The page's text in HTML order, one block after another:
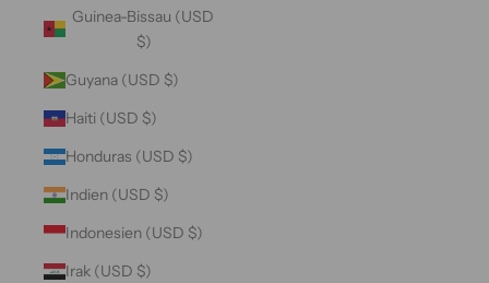
Guinea-Bissau (USD
$)
Guyana (USD $)
Haiti (USD $)
Honduras (USD $)
Indien (USD $)
Indonesien (USD $)
Irak (USD $)